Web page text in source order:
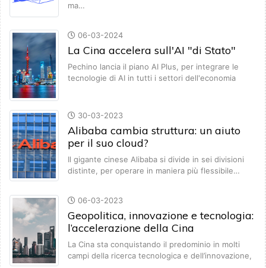
ma…
06-03-2024
La Cina accelera sull'AI "di Stato"
Pechino lancia il piano AI Plus, per integrare le
tecnologie di AI in tutti i settori dell'economia
30-03-2023
Alibaba cambia struttura: un aiuto
per il suo cloud?
Il gigante cinese Alibaba si divide in sei divisioni
distinte, per operare in maniera più flessibile…
06-03-2023
Geopolitica, innovazione e tecnologia:
l’accelerazione della Cina
La Cina sta conquistando il predominio in molti
campi della ricerca tecnologica e dell’innovazione,